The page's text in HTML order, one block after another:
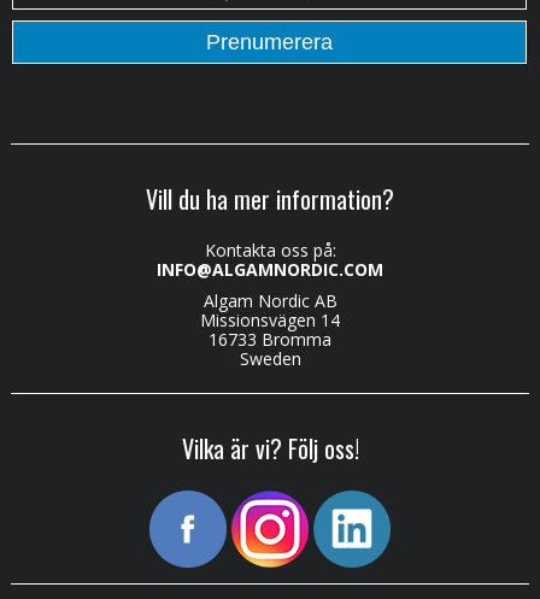
Vill du ha mer information?
Kontakta oss på:
INFO@ALGAMNORDIC.COM
Algam Nordic AB
Missionsvägen 14
16733 Bromma
Sweden
Vilka är vi? Följ oss!